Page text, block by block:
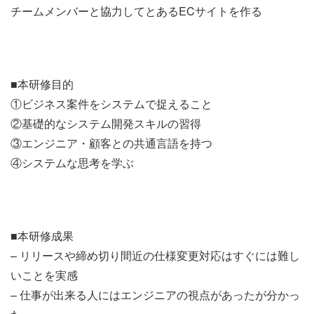
チームメンバーと協力してとあるECサイトを作る
■本研修目的
①ビジネス案件をシステムで捉えること
②基礎的なシステム開発スキルの習得
③エンジニア・顧客との共通言語を持つ
④システムな思考を学ぶ
■本研修成果
– リリースや締め切り間近の仕様変更対応はすぐには難し
いことを実感
– 仕事が出来る人にはエンジニアの視点があったが分かっ